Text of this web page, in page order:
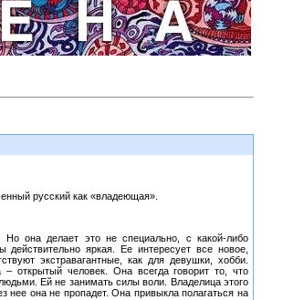
русский как «владеющая».
она делает это не специально, с какой-либо
действительно яркая. Ее интересует все новое,
экстравагантные, как для девушки, хобби.
– открытый человек. Она всегда говорит то, что
Ей не занимать силы воли. Владелица этого
нее она не пропадет. Она привыкла полагаться на